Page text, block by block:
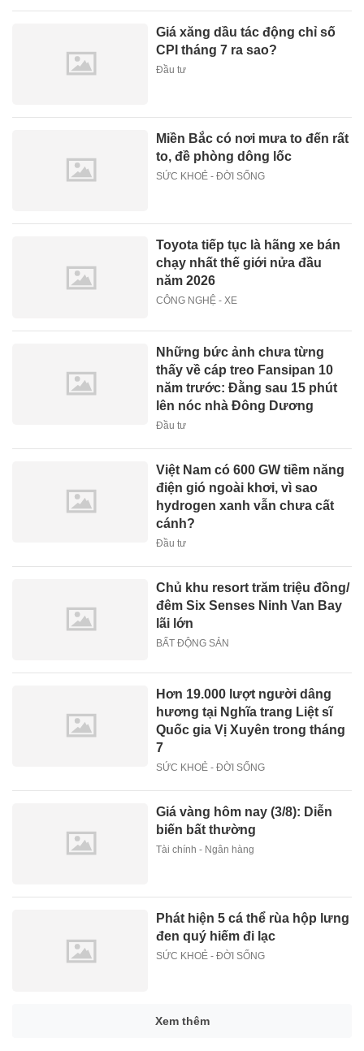
Giá xăng dầu tác động chỉ số
CPI tháng 7 ra sao?
Đầu tư
Miền Bắc có nơi mưa to đến rất
to, đề phòng dông lốc
SỨC KHOẺ - ĐỜI SỐNG
Toyota tiếp tục là hãng xe bán
chạy nhất thế giới nửa đầu
năm 2026
CÔNG NGHỆ - XE
Những bức ảnh chưa từng
thấy về cáp treo Fansipan 10
năm trước: Đằng sau 15 phút
lên nóc nhà Đông Dương
Đầu tư
Việt Nam có 600 GW tiềm năng
điện gió ngoài khơi, vì sao
hydrogen xanh vẫn chưa cất
cánh?
Đầu tư
Chủ khu resort trăm triệu đồng/
đêm Six Senses Ninh Van Bay
lãi lớn
BẤT ĐỘNG SẢN
Hơn 19.000 lượt người dâng
hương tại Nghĩa trang Liệt sĩ
Quốc gia Vị Xuyên trong tháng
7
SỨC KHOẺ - ĐỜI SỐNG
Giá vàng hôm nay (3/8): Diễn
biến bất thường
Tài chính - Ngân hàng
Phát hiện 5 cá thể rùa hộp lưng
đen quý hiếm đi lạc
SỨC KHOẺ - ĐỜI SỐNG
Xem thêm